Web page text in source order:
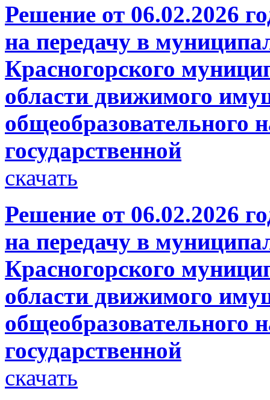
Решение от 06.02.2026
на передачу в
Красногорского
области движимого
общеобразовательного
государственной
скачать
Решение от 06.02.2026
на передачу в
Красногорского
области движимого
общеобразовательного
государственной
скачать